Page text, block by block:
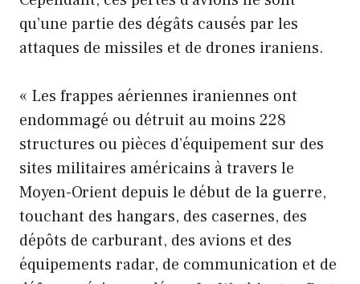
qu’une partie des dégâts causés par les
attaques de missiles et de drones iraniens.
« Les frappes aériennes iraniennes ont
endommagé ou détruit au moins 228
structures ou pièces d’équipement sur des
sites militaires américains à travers le
Moyen-Orient depuis le début de la guerre,
touchant des hangars, des casernes, des
dépôts de carburant, des avions et des
équipements radar, de communication et de